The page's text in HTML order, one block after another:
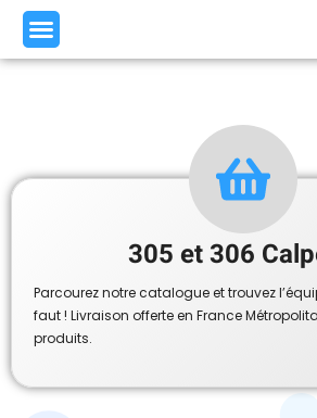
305 et 306
Parcourez notre catalogue et trouvez
faut ! Livraison offerte en France
produits.